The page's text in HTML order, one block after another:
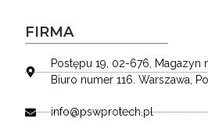
FIRMA
Postępu 19, 02-676, Magazyn
Biuro numer 116. Warszawa,
info@pswprotech.pl